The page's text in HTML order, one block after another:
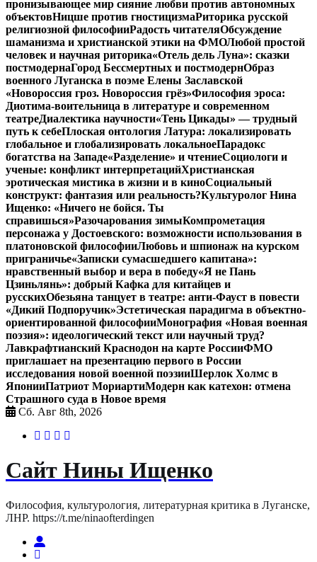
пронизывающее мир сияние любви против автономных
объектовНицше против гностицизмаРиторика русской
религиозной философииРадость читателяОбсуждение
шаманизма и христианской этики на ФМОЛюбой простой
человек и научная риторика«Отель дель Луна»: сказки
постмодернаГород Бессмертных и постмодернОбраз
военного Луганска в поэме Елены Заславской
«Новороссия гроз. Новороссия грёз»Философия эроса:
Диотима-воительница в литературе и современном
театреДиалектика научности«Тень Цикады» — трудный
путь к себеПлоская онтология Латура: локализировать
глобальное и глобализировать локальноеПарадокс
богатства на Западе«Разделение» и чтениеСоциологи и
ученые: конфликт интерпретацийХристианская
эротическая мистика в жизни и в киноСоциальный
конструкт: фантазия или реальность?Культуролог Нина
Ищенко: «Ничего не бойся. Ты
справишься»Разочарования зимыКомпрометация
персонажа у Достоевского: возможности использования в
платоновской философииЛюбовь и шпионаж на курском
приграничье«Записки сумасшедшего капитана»:
нравственный выбор и вера в победу«Я не Пань
Цзиньлянь»: добрый Кафка для китайцев и
русскихОбезьяна танцует в театре: анти-Фауст в повести
«Дикий Подпоручик»Эстетическая парадигма в объектно-
ориентированной философииМонография «Новая военная
поэзия»: идеологический текст или научный труд?
Лавкрафтианский Краснодон на карте РоссииФМО
приглашает на презентацию первого в России
исследования новой военной поэзииШерлок Холмс в
ЯпонииПатриот МориартиМодерн как катехон: отмена
Страшного суда в Новое время
Сб. Авг 8th, 2026
Сайт Нины Ищенко
Философия, культурология, литературная критика в Луганске,
ЛНР. https://t.me/ninaofterdingen